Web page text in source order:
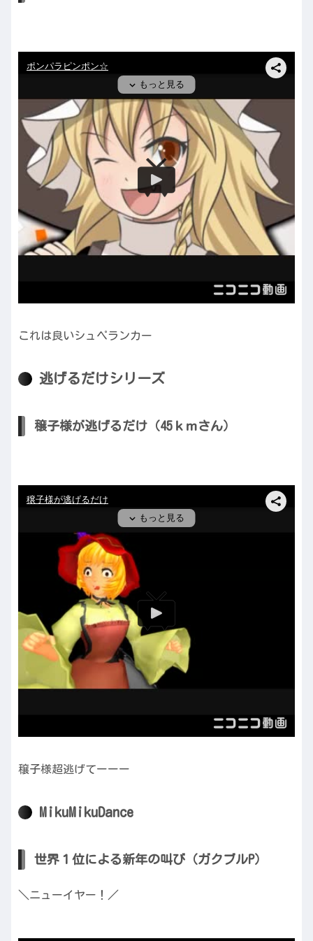
これは良いシュペランカー
逃げるだけシリーズ
穣子様が逃げるだけ（45ｋｍさん）
穣子様超逃げてーーー
MikuMikuDance
世界１位による新年の叫び（ガクブルP）
＼ニューイヤー！／